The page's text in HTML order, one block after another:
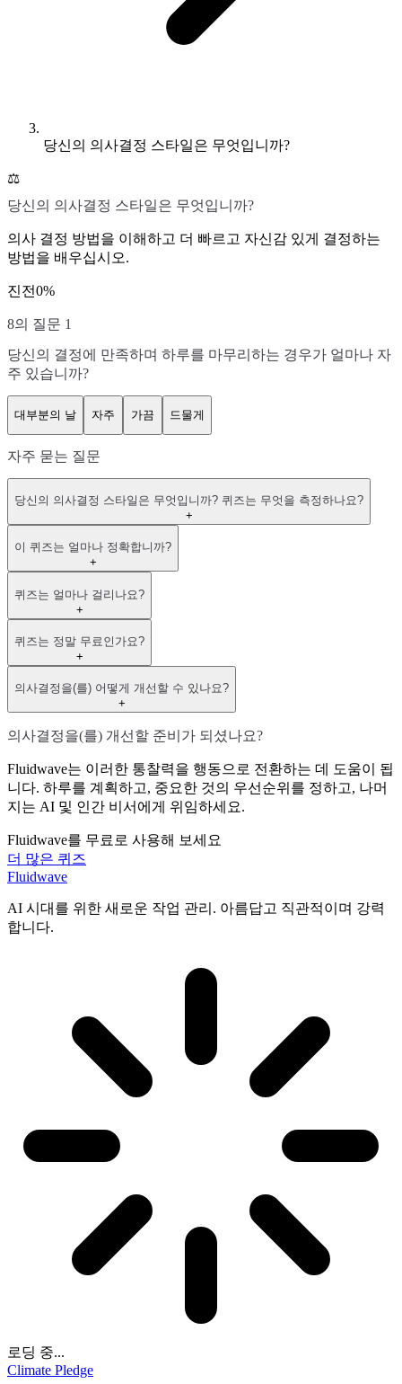
당신의 의사결정 스타일은 무엇입니까?
⚖️
당신의 의사결정 스타일은 무엇입니까?
의사 결정 방법을 이해하고 더 빠르고 자신감 있게 결정하는
방법을 배우십시오.
진전0%
8의 질문 1
당신의 결정에 만족하며 하루를 마무리하는 경우가 얼마나 자
주 있습니까?
대부분의 날 자주 가끔 드물게
자주 묻는 질문
당신의 의사결정 스타일은 무엇입니까? 퀴즈는 무엇을 측정하나요?
+
이 퀴즈는 얼마나 정확합니까?
+
퀴즈는 얼마나 걸리나요?
+
퀴즈는 정말 무료인가요?
+
의사결정을(를) 어떻게 개선할 수 있나요?
+
의사결정을(를) 개선할 준비가 되셨나요?
Fluidwave는 이러한 통찰력을 행동으로 전환하는 데 도움이 됩
니다. 하루를 계획하고, 중요한 것의 우선순위를 정하고, 나머
지는 AI 및 인간 비서에게 위임하세요.
Fluidwave를 무료로 사용해 보세요
더 많은 퀴즈
Fluidwave
AI 시대를 위한 새로운 작업 관리. 아름답고 직관적이며 강력
합니다.
로딩 중...
Climate Pledge